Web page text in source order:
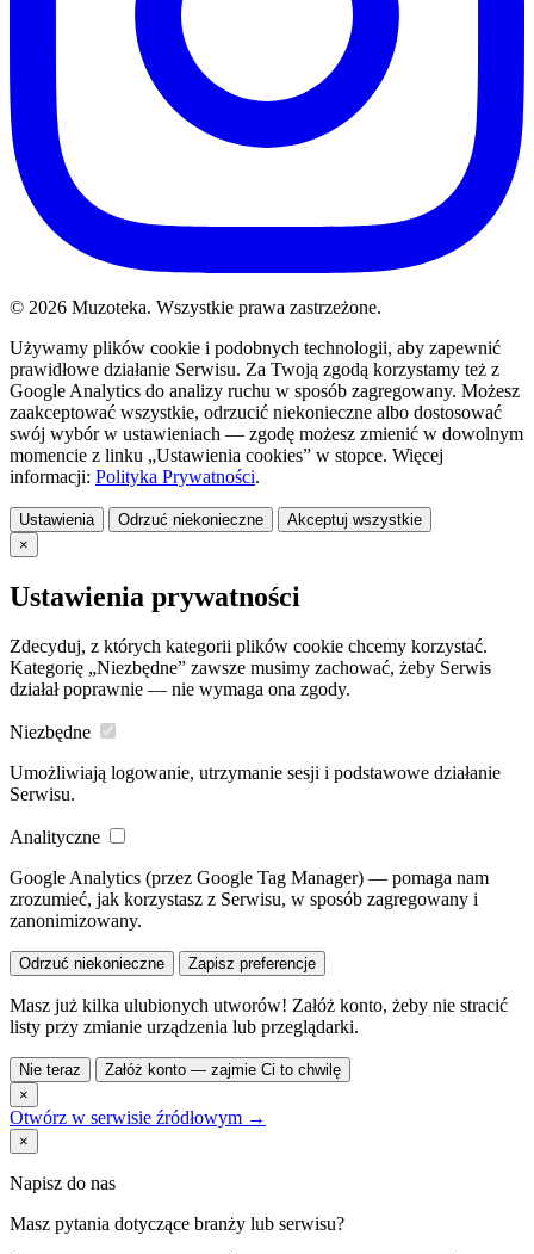
© 2026 Muzoteka. Wszystkie prawa zastrzeżone.
Używamy plików cookie i podobnych technologii, aby zapewnić
prawidłowe działanie Serwisu. Za Twoją zgodą korzystamy też z
Google Analytics do analizy ruchu w sposób zagregowany. Możesz
zaakceptować wszystkie, odrzucić niekonieczne albo dostosować
swój wybór w ustawieniach — zgodę możesz zmienić w dowolnym
momencie z linku „Ustawienia cookies” w stopce. Więcej
informacji: Polityka Prywatności.
Ustawienia Odrzuć niekonieczne
Akceptuj wszystkie
×
Ustawienia prywatności
Zdecyduj, z których kategorii plików cookie chcemy korzystać.
Kategorię „Niezbędne” zawsze musimy zachować, żeby Serwis
działał poprawnie — nie wymaga ona zgody.
Niezbędne
Umożliwiają logowanie, utrzymanie sesji i podstawowe działanie
Serwisu.
Analityczne
Google Analytics (przez Google Tag Manager) — pomaga nam
zrozumieć, jak korzystasz z Serwisu, w sposób zagregowany i
zanonimizowany.
Odrzuć niekonieczne Zapisz preferencje
Masz już kilka ulubionych utworów! Załóż konto, żeby nie stracić
listy przy zmianie urządzenia lub przeglądarki.
Nie teraz
Załóż konto — zajmie Ci to chwilę
×
Otwórz w serwisie źródłowym →
×
Napisz do nas
Masz pytania dotyczące branży lub serwisu?